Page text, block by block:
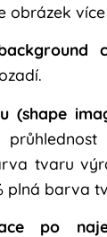
obrázek
(shape
tvaru
plná barva
po